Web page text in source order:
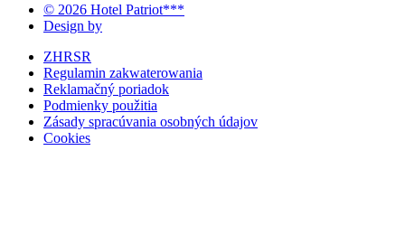
© 2026 Hotel Patriot***
Design by
ZHRSR
Regulamin zakwaterowania
Reklamačný poriadok
Podmienky použitia
Zásady spracúvania osobných údajov
Cookies